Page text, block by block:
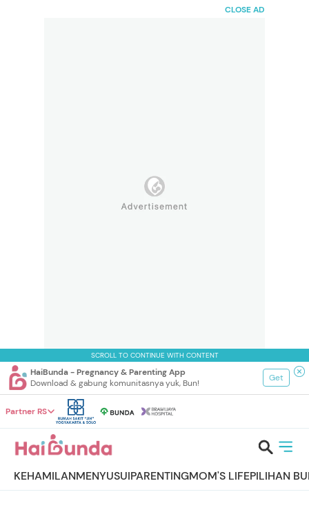
CLOSE AD
SCROLL TO CONTINUE WITH CONTENT
HaiBunda - Pregnancy & Parenting App
Download & gabung komunitasnya yuk, Bun!
Get
Partner RS
KEHAMILANMENYUSUIPARENTINGMOM'S LIFEPILIHAN